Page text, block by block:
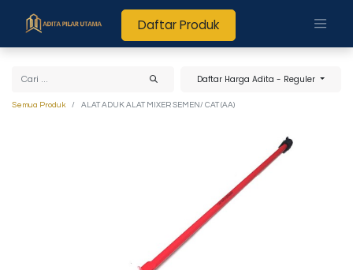
Daftar Produk
Daftar Harga Adita - Reguler
Semua Produk ALAT ADUK ALAT MIXER SEMEN/ CAT (AA)